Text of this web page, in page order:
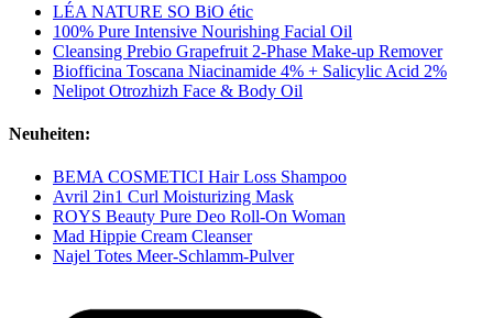
LÉA NATURE SO BiO étic
100% Pure Intensive Nourishing Facial Oil
Cleansing Prebio Grapefruit 2-Phase Make-up Remover
Biofficina Toscana Niacinamide 4% + Salicylic Acid 2%
Nelipot Otrozhizh Face & Body Oil
Neuheiten:
BEMA COSMETICI Hair Loss Shampoo
Avril 2in1 Curl Moisturizing Mask
ROYS Beauty Pure Deo Roll-On Woman
Mad Hippie Cream Cleanser
Najel Totes Meer-Schlamm-Pulver